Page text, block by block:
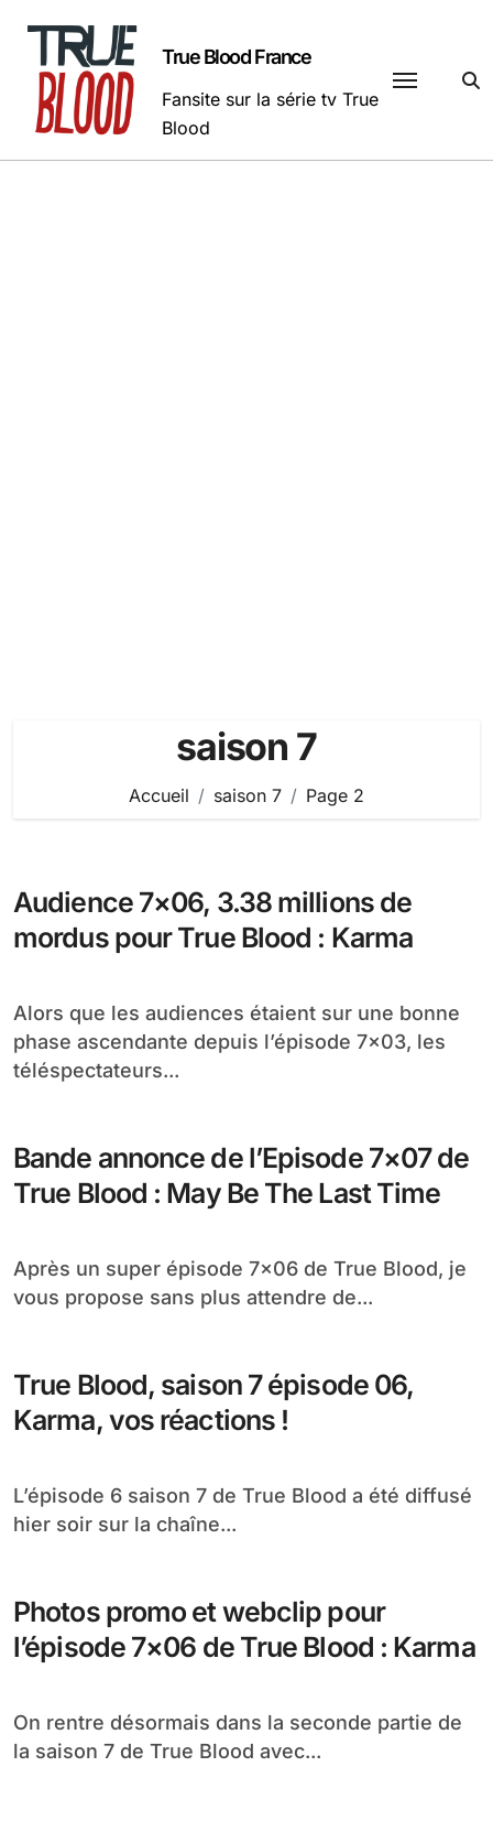
contenu
True Blood France
Fansite sur la série tv True
Blood
saison 7
Accueil saison 7 Page 2
Audience 7×06, 3.38 millions de
mordus pour True Blood : Karma
Alors que les audiences étaient sur une bonne
phase ascendante depuis l’épisode 7×03, les
téléspectateurs...
Bande annonce de l’Episode 7×07 de
True Blood : May Be The Last Time
Après un super épisode 7×06 de True Blood, je
vous propose sans plus attendre de...
True Blood, saison 7 épisode 06,
Karma, vos réactions !
L’épisode 6 saison 7 de True Blood a été diffusé
hier soir sur la chaîne...
Photos promo et webclip pour
l’épisode 7×06 de True Blood : Karma
On rentre désormais dans la seconde partie de
la saison 7 de True Blood avec...